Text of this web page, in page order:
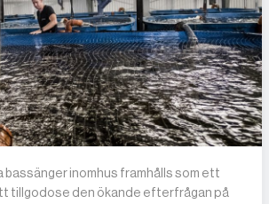
bassänger inomhus framhålls som ett
tillgodose den ökande efterfrågan på